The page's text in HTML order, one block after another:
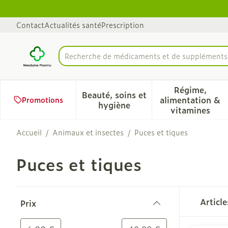
ContactActualités santéPrescription
Rechercher
Recherche de
Promotions
Beauté, soins et
hygièneAfficher le sous-menu pour
Régime,
alimentation &
vitamines
Afficher
Accueil / Animaux et insectes / Puces et tiques
Puces et tiques
Prix